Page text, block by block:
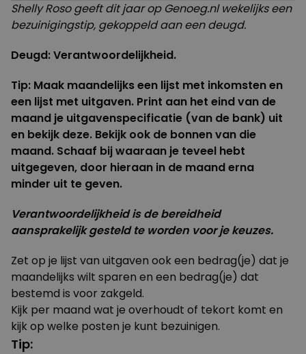
Shelly Roso geeft dit jaar op Genoeg.nl wekelijks een
bezuinigingstip, gekoppeld aan een deugd.
Deugd: Verantwoordelijkheid.
Tip: Maak maandelijks een lijst met inkomsten en
een lijst met uitgaven. Print aan het eind van de
maand je uitgavenspecificatie (van de bank) uit
en bekijk deze. Bekijk ook de bonnen van die
maand. Schaaf bij waaraan je teveel hebt
uitgegeven, door hieraan in de maand erna
minder uit te geven.
Verantwoordelijkheid is de bereidheid
aansprakelijk gesteld te worden voor je keuzes.
Zet op je lijst van uitgaven ook een bedrag(je) dat je
maandelijks wilt sparen en een bedrag(je) dat
bestemd is voor zakgeld.
Kijk per maand wat je overhoudt of tekort komt en
kijk op welke posten je kunt bezuinigen.
Tip: